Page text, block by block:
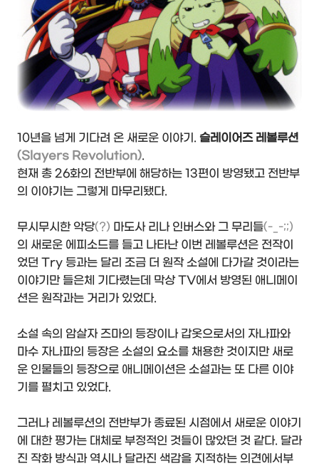
10년을 넘게 기다려 온 새로운 이야기. 슬레이어즈 레볼루션
(Slayers Revolution).
현재 총 26화의 전반부에 해당하는 13편이 방영됐고 전반부
의 이야기는 그렇게 마무리됐다.
무시무시한 악당(?) 마도사 리나 인버스와 그 무리들(-_-;;)
의 새로운 에피소드를 들고 나타난 이번 레볼루션은 전작이
었던 Try 등과는 달리 조금 더 원작 소설에 다가갈 것이라는
이야기만 들은체 기다렸는데 막상 TV에서 방영된 애니메이
션은 원작과는 거리가 있었다.
소설 속의 암살자 즈마의 등장이나 갑옷으로서의 자나파와
마수 자나파의 등장은 소설의 요소를 채용한 것이지만 새로
운 인물들의 등장으로 애니메이션은 소설과는 또 다른 이야
기를 펼치고 있었다.
그러나 레볼루션의 전반부가 종료된 시점에서 새로운 이야기
에 대한 평가는 대체로 부정적인 것들이 많았던 것 같다. 달라
진 작화 방식과 역시나 달라진 색감을 지적하는 의견에서부